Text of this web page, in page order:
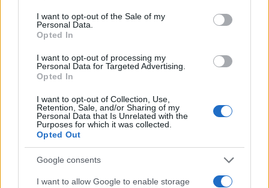
I want to opt-out of the Sale of my
Personal Data.
Opted In
I want to opt-out of processing my
Personal Data for Targeted Advertising.
Opted In
I want to opt-out of Collection, Use,
Retention, Sale, and/or Sharing of my
Personal Data that Is Unrelated with the
Purposes for which it was collected.
Opted Out
Google consents
I want to allow Google to enable storage